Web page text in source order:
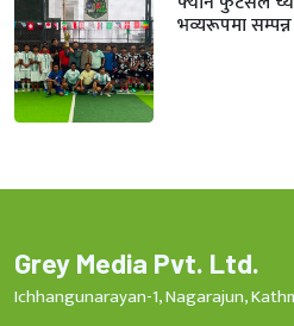
भव्यरूपमा सम्पन्न
Grey Media Pvt. Ltd.
Ichhangunarayan-1, Nagarajun,